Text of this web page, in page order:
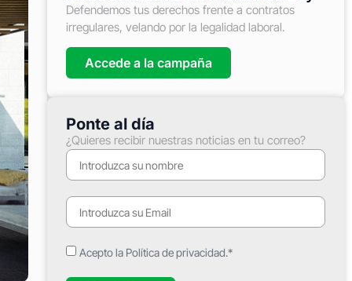
Defendemos tus derechos frente a contratos
irregulares, velando por la legalidad laboral.
Accede a la campaña
Ponte al día
¿Quieres recibir nuestras noticias en tu correo?
Acepto la Política de privacidad.*